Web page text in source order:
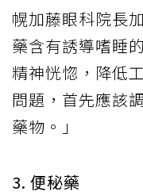
幌加藤眼科院長
藥含有誘導嗜睡
精神恍惚，降低
問題，首先應該
藥物。」
3. 便秘藥